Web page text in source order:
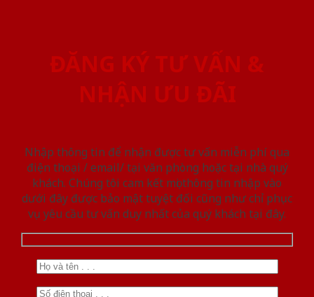
ĐĂNG KÝ TƯ VẤN &
NHẬN ƯU ĐÃI
Nhập thông tin để nhận được tư vấn miễn phí qua
điện thoại / email/ tại văn phòng hoặc tại nhà quý
khách. Chúng tôi cam kết mọi thông tin nhập vào
dưới đây được bảo mật tuyệt đối cũng như chỉ phục
vụ yêu cầu tư vấn duy nhất của quý khách tại đây.